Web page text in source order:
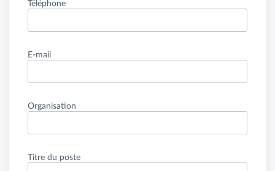
Téléphone
E-mail
Organisation
Titre du poste